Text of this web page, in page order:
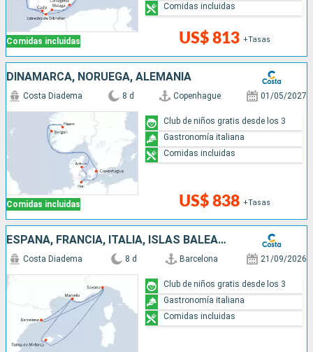
Comidas incluidas US$ 813 +Tasas
Comidas incluidas
DINAMARCA, NORUEGA, ALEMANIA
Comidas incluidas
Costa Diadema 8 d Copenhague 01/05/2027
US$ 838 +Tasas
Club de niños gratis desde los 3
Gastronomía italiana
Comidas incluidas
ESPAÑA, FRANCIA, ITALIA, ISLAS BALEARES
Costa Diadema 8 d Barcelona 21/09/2026
Club de niños gratis desde los 3
Gastronomía italiana
Comidas incluidas